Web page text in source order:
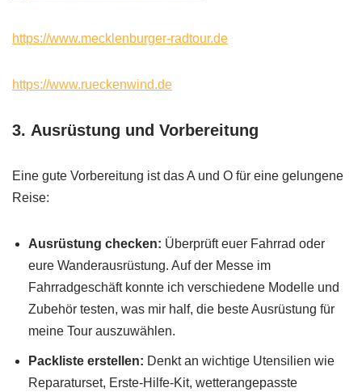
https://www.mecklenburger-radtour.de
https://www.rueckenwind.de
3. Ausrüstung und Vorbereitung
Eine gute Vorbereitung ist das A und O für eine gelungene
Reise:
Ausrüstung checken: Überprüft euer Fahrrad oder
eure Wanderausrüstung. Auf der Messe im
Fahrradgeschäft konnte ich verschiedene Modelle und
Zubehör testen, was mir half, die beste Ausrüstung für
meine Tour auszuwählen.
Packliste erstellen: Denkt an wichtige Utensilien wie
Reparaturset, Erste-Hilfe-Kit, wetterangepasste